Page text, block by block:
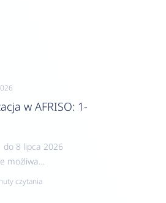
w AFRISO: 1-
do 8 lipca 2026
możliwa
w związku
czytania